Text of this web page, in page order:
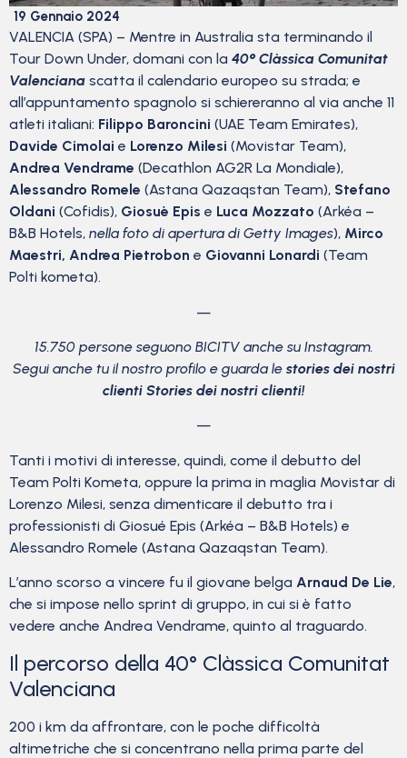
19 Gennaio 2024
VALENCIA (SPA) – Mentre in Australia sta terminando il
Tour Down Under, domani con la 40° Clàssica Comunitat
Valenciana scatta il calendario europeo su strada; e
all’appuntamento spagnolo si schiereranno al via anche 11
atleti italiani: Filippo Baroncini (UAE Team Emirates),
Davide Cimolai e Lorenzo Milesi (Movistar Team),
Andrea Vendrame (Decathlon AG2R La Mondiale),
Alessandro Romele (Astana Qazaqstan Team), Stefano
Oldani (Cofidis), Giosuè Epis e Luca Mozzato (Arkéa –
B&B Hotels, nella foto di apertura di Getty Images), Mirco
Maestri, Andrea Pietrobon e Giovanni Lonardi (Team
Polti kometa).
—
15.750 persone seguono BICITV anche su Instagram.
Segui anche tu il nostro profilo e guarda le stories dei nostri
clienti Stories dei nostri clienti!
—
Tanti i motivi di interesse, quindi, come il debutto del
Team Polti Kometa, oppure la prima in maglia Movistar di
Lorenzo Milesi, senza dimenticare il debutto tra i
professionisti di Giosué Epis (Arkéa – B&B Hotels) e
Alessandro Romele (Astana Qazaqstan Team).
L’anno scorso a vincere fu il giovane belga Arnaud De Lie,
che si impose nello sprint di gruppo, in cui si è fatto
vedere anche Andrea Vendrame, quinto al traguardo.
Il percorso della 40° Clàssica Comunitat
Valenciana
200 i km da affrontare, con le poche difficoltà
altimetriche che si concentrano nella prima parte del